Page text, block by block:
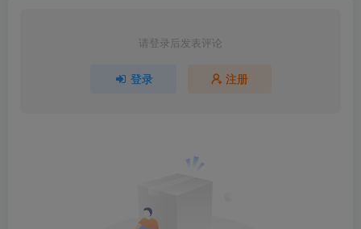
请登录后发表评论
登录 注册